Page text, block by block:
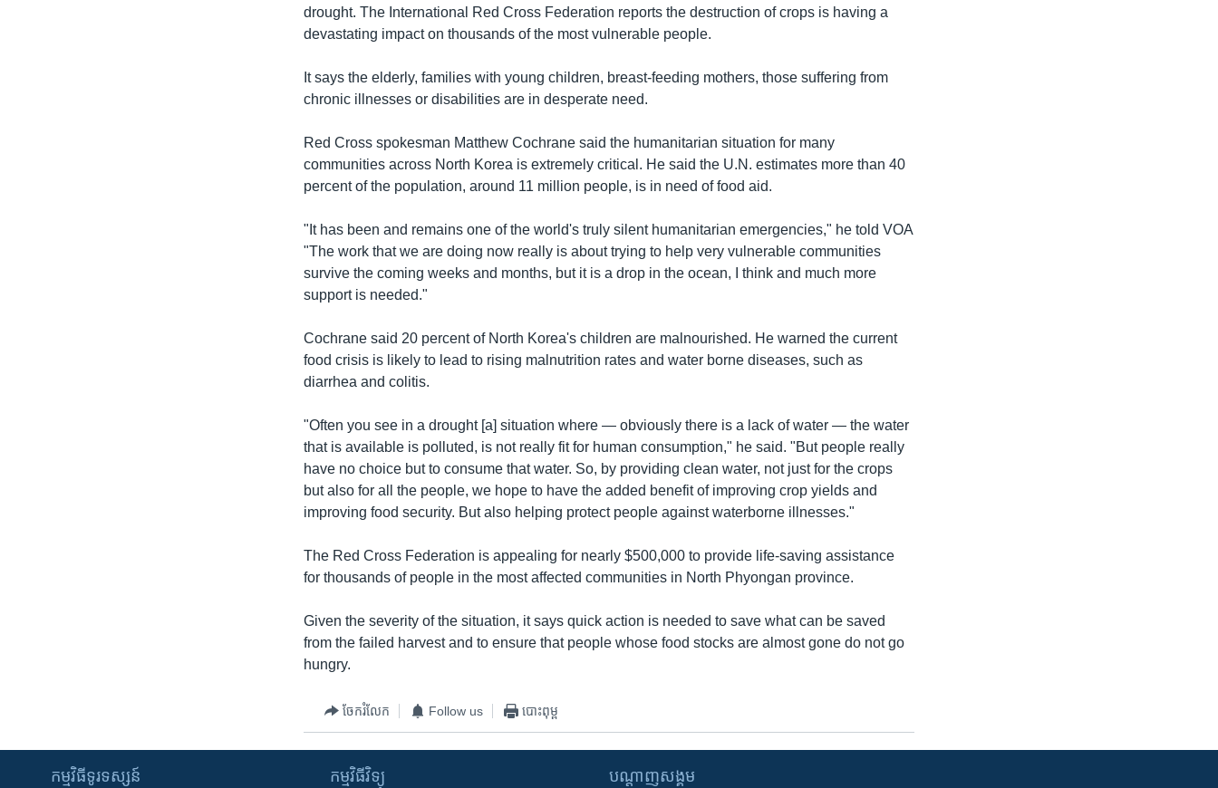
drought. The International Red Cross Federation reports the destruction of crops is having a
devastating impact on thousands of the most vulnerable people.
It says the elderly, families with young children, breast-feeding mothers, those suffering from
chronic illnesses or disabilities are in desperate need.
Red Cross spokesman Matthew Cochrane said the humanitarian situation for many
communities across North Korea is extremely critical. He said the U.N. estimates more than 40
percent of the population, around 11 million people, is in need of food aid.
"It has been and remains one of the world's truly silent humanitarian emergencies," he told VOA
"The work that we are doing now really is about trying to help very vulnerable communities
survive the coming weeks and months, but it is a drop in the ocean, I think and much more
support is needed."
Cochrane said 20 percent of North Korea's children are malnourished. He warned the current
food crisis is likely to lead to rising malnutrition rates and water borne diseases, such as
diarrhea and colitis.
"Often you see in a drought [a] situation where — obviously there is a lack of water — the water
that is available is polluted, is not really fit for human consumption," he said. "But people really
have no choice but to consume that water. So, by providing clean water, not just for the crops
but also for all the people, we hope to have the added benefit of improving crop yields and
improving food security. But also helping protect people against waterborne illnesses."
The Red Cross Federation is appealing for nearly $500,000 to provide life-saving assistance
for thousands of people in the most affected communities in North Phyongan province.
Given the severity of the situation, it says quick action is needed to save what can be saved
from the failed harvest and to ensure that people whose food stocks are almost gone do not go
hungry.
ចែករំលែក Follow us បោះពុម្ព
បណ្តាញ​សង្គម
កម្មវិធី​ទូរទស្សន៍ កម្មវិធី​វិទ្យុ